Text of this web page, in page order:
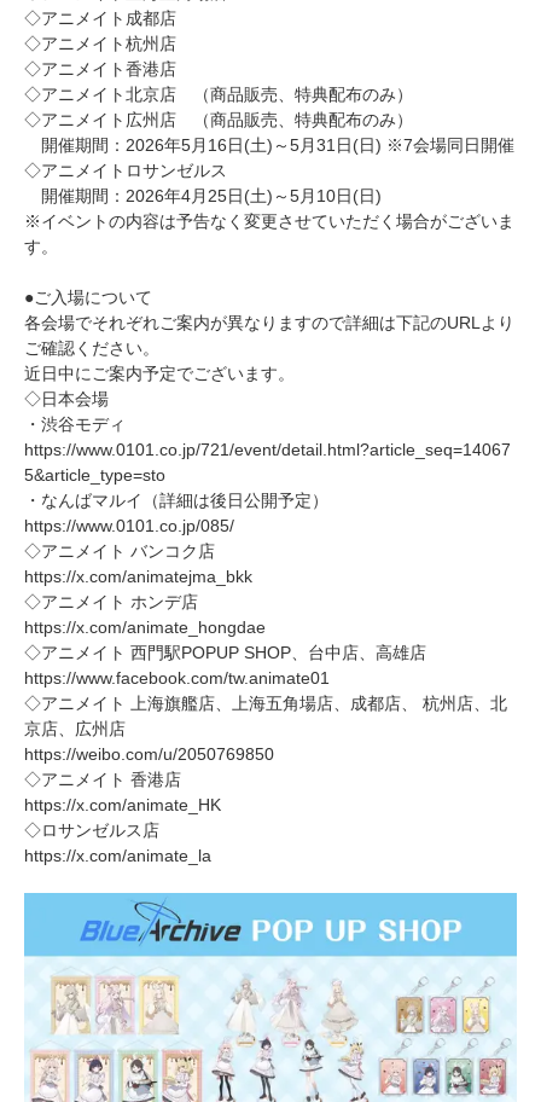
◇アニメイト成都店
◇アニメイト杭州店
◇アニメイト香港店
◇アニメイト北京店 （商品販売、特典配布のみ）
◇アニメイト広州店 （商品販売、特典配布のみ）
開催期間：2026年5月16日(土)～5月31日(日) ※7会場同日開催
◇アニメイトロサンゼルス
開催期間：2026年4月25日(土)～5月10日(日)
※イベントの内容は予告なく変更させていただく場合がございま
す。
●ご入場について
各会場でそれぞれご案内が異なりますので詳細は下記のURLより
ご確認ください。
近日中にご案内予定でございます。
◇日本会場
・渋谷モディ
https://www.0101.co.jp/721/event/detail.html?article_seq=14067
5&article_type=sto
・なんばマルイ（詳細は後日公開予定）
https://www.0101.co.jp/085/
◇アニメイト バンコク店
https://x.com/animatejma_bkk
◇アニメイト ホンデ店
https://x.com/animate_hongdae
◇アニメイト 西門駅POPUP SHOP、台中店、高雄店
https://www.facebook.com/tw.animate01
◇アニメイト 上海旗艦店、上海五角場店、成都店、 杭州店、北
京店、広州店
https://weibo.com/u/2050769850
◇アニメイト 香港店
https://x.com/animate_HK
◇ロサンゼルス店
https://x.com/animate_la